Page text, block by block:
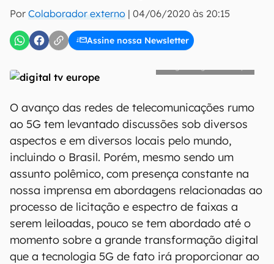
Por Colaborador externo | 04/06/2020 às 20:15
Assine nossa Newsletter
inscreva-se
Confirmo que li, aceito e concordo com os
O avanço das redes de telecomunicações rumo
ao 5G tem levantado discussões sob diversos
aspectos e em diversos locais pelo mundo,
incluindo o Brasil. Porém, mesmo sendo um
assunto polêmico, com presença constante na
nossa imprensa em abordagens relacionadas ao
processo de licitação e espectro de faixas a
serem leiloadas, pouco se tem abordado até o
momento sobre a grande transformação digital
que a tecnologia 5G de fato irá proporcionar ao